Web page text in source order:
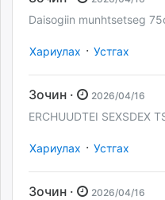
Daisogiin munhtsetseg
Хариулах · Устгах
Зочин · 2026/04/16
ERCHUUDTEI SEXSDEX
Хариулах · Устгах
Зочин · 2026/04/16